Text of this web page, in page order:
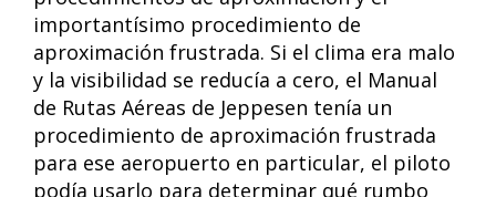
importantísimo procedimiento de
aproximación frustrada. Si el clima era malo
y la visibilidad se reducía a cero, el Manual
de Rutas Aéreas de Jeppesen tenía un
procedimiento de aproximación frustrada
para ese aeropuerto en particular, el piloto
podía usarlo para determinar qué rumbo